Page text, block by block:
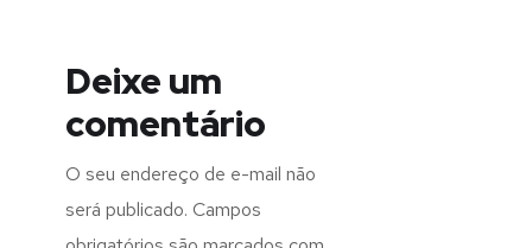
Deixe um
comentário
O seu endereço de e-mail não
será publicado. Campos